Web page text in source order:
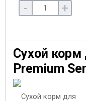
- +
Сухой корм
Premium